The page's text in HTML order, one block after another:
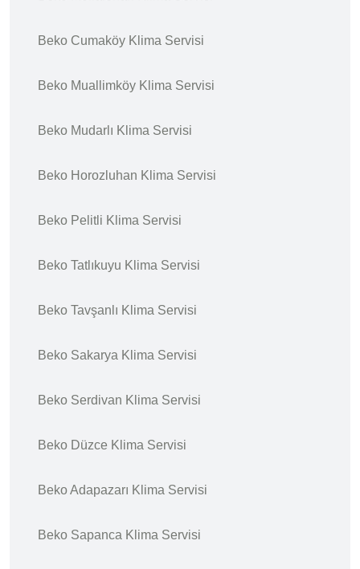
Beko Cumaköy Klima Servisi
Beko Muallimköy Klima Servisi
Beko Mudarlı Klima Servisi
Beko Horozluhan Klima Servisi
Beko Pelitli Klima Servisi
Beko Tatlıkuyu Klima Servisi
Beko Tavşanlı Klima Servisi
Beko Sakarya Klima Servisi
Beko Serdivan Klima Servisi
Beko Düzce Klima Servisi
Beko Adapazarı Klima Servisi
Beko Sapanca Klima Servisi